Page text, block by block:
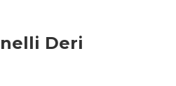
Deri